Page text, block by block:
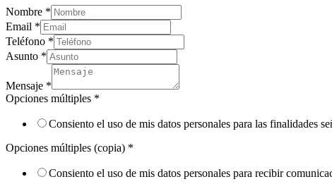
Nombre *
Email *
Teléfono *
Asunto *
Mensaje *
Opciones múltiples *
Consiento el uso de mis datos personales para las finalidades
Opciones múltiples (copia) *
Consiento el uso de mis datos personales para recibir